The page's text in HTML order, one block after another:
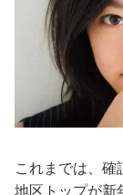
これまでは、確
地区トップが新